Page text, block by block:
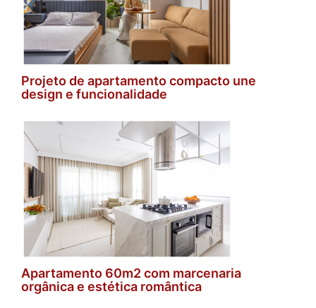
Projeto de apartamento compacto une
design e funcionalidade
Apartamento 60m2 com marcenaria
orgânica e estética romântica